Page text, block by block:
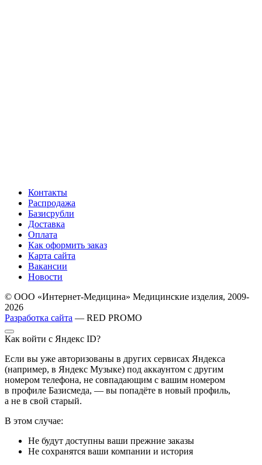
Контакты
Распродажа
Базисрубли
Доставка
Оплата
Как оформить заказ
Карта сайта
Вакансии
Новости
© ООО «Интернет-Медицина» Медицинские изделия, 2009-
2026
Разработка сайта — RED PROMO
Как войти с Яндекс ID?
Если вы уже авторизованы в других сервисах Яндекса
(например, в Яндекс Музыке) под аккаунтом с другим
номером телефона, не совпадающим с вашим номером
в профиле Базисмеда, — вы попадёте в новый профиль,
а не в свой старый.
В этом случае:
Не будут доступны ваши прежние заказы
Не сохранятся ваши компании и история